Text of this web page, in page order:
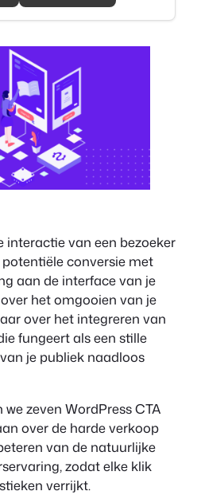
interactie van een bezoeker
conversie met
aan de interface van je
het omgooien van je
over het integreren van
fungeert als een stille
je publiek naadloos
zeven WordPress CTA
over de harde verkoop
van de natuurlijke
zodat elke klik
verrijkt.